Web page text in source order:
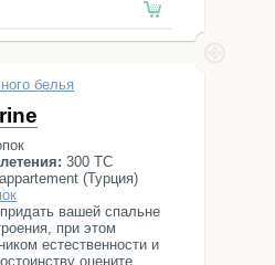
белья
300 ТС
(Турция)
вашей спальне
при этом
естественности и
оцените